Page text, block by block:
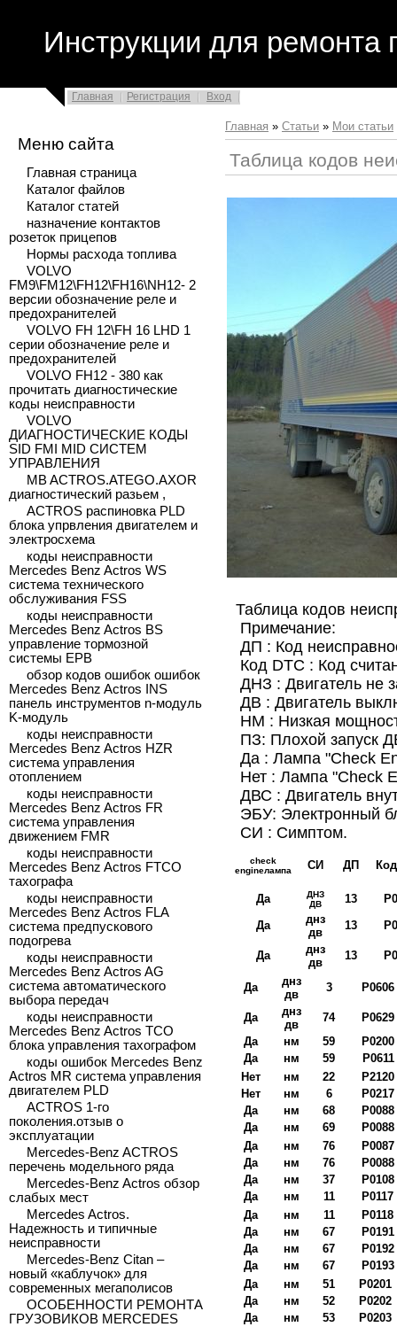
Инструкции для ремонта
Главная Регистрация Вход
Меню сайта
Главная страница
Каталог файлов
Каталог статей
назначение контактов
розеток прицепов
Нормы расхода топлива
VOLVO
FM9\FM12\FH12\FH16\NH12- 2
версии обозначение реле и
предохранителей
VOLVO FH 12\FH 16 LHD 1
серии обозначение реле и
предохранителей
VOLVO FH12 - 380 как
прочитать диагностические
коды неисправности
VOLVO
ДИАГНОСТИЧЕСКИЕ КОДЫ
SID FMI MID СИСТЕМ
УПРАВЛЕНИЯ
MB ACTROS.ATEGO.AXOR
диагностический разьем ,
ACTROS распиновка PLD
блока упрвления двигателем и
электросхема
коды неисправности
Mercedes Benz Actros WS
система технического
обслуживания FSS
коды неисправности
Mercedes Benz Actros BS
управление тормозной
системы EPB
обзор кодов ошибок ошибок
Mercedes Benz Actros INS
панель инструментов n-модуль
K-модуль
коды неисправности
Mercedes Benz Actros HZR
система управления
отоплением
коды неисправности
Mercedes Benz Actros FR
система управления
движением FMR
коды неисправности
Mercedes Benz Actros FTCO
тахографа
коды неисправности
Mercedes Benz Actros FLA
система предпускового
подогрева
коды неисправности
Mercedes Benz Actros AG
система автоматического
выбора передач
коды неисправности
Mercedes Benz Actros TCO
блока управления тахографом
коды ошибок Mercedes Benz
Actros MR система управления
двигателем PLD
ACTROS 1-го
поколения.отзыв о
эксплуатации
Mercedes-Benz ACTROS
перечень модельного ряда
Mercedes-Benz Actros обзор
слабых мест
Mercedes Actros.
Надежность и типичные
неисправности
Mercedes-Benz Citan –
новый «каблучок» для
современных мегаполисов
ОСОБЕННОСТИ РЕМОНТА
ГРУЗОВИКОВ MERCEDES
Главная » Статьи » Мои статьи
Таблица кодов
Таблица кодов
Примечание:
ДП : Код
Код DTC : Код
ДНЗ : Двигатель не
ДВ : Двигатель
НМ : Низкая
ПЗ: Плохой запуск
Да : Лампа "Check
Нет : Лампа "Check
ДВС : Двигатель
ЭБУ: Электронный
СИ : Симптом.
check
engineлампа СИ ДП
Да
ДНЗ
ДВ
13
Да
днз
дв
13
Да
днз
дв
13
Да
днз
дв
3 Р0606
Да
днз
дв
74
Р0629
Да
нм 59
Р0200
Да
нм 59
Р0611
Нет
нм 22
Р2120
Нет
нм 6
Р0217
Да
нм 68
Р0088
Да
нм 69
Р0088
Да
нм 76
Р0087
Да
нм 76
Р0088
Да
нм 37
Р0108
Да
нм 11
Р0117
Да
нм 11
Р0118
Да
нм 67
Р0191
Да
нм 67
Р0192
Да
нм 67
Р0193
Да
нм 51
Р0201
Да
нм 52
Р0202
Да
нм 53
Р0203